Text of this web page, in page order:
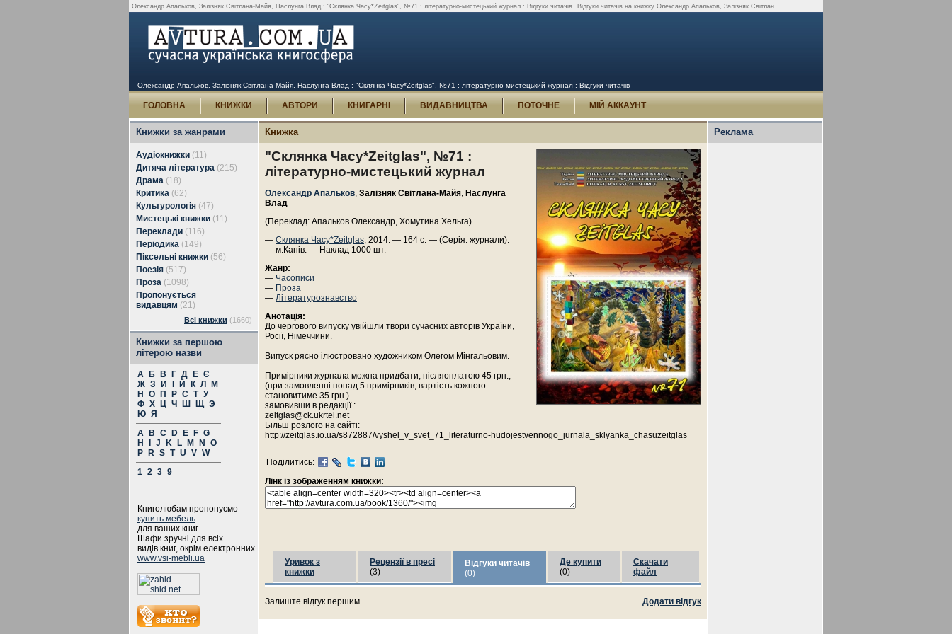
Олександр Апальков, Залізняк Світлана-Майя, Наслунга Влад : "Склянка Часу*Zeitglas", №71 : літературно-мистецький журнал : Відгуки читачів. Відгуки читачів на книжку Олександр Апальков, Залізняк Світлан...
Олександр Апальков, Залізняк Світлана-Майя, Наслунга Влад : "Склянка Часу*Zeitglas", №71 : літературно-мистецький журнал : Відгуки читачів
ГОЛОВНА КНИЖКИ АВТОРИ КНИГАРНІ ВИДАВНИЦТВА ПОТОЧНЕ МІЙ АККАУНТ
Книжки за жанрами
Аудіокнижки (11)
Дитяча література (215)
Драма (18)
Критика (62)
Культурологія (47)
Мистецькі книжки (11)
Переклади (116)
Періодика (149)
Піксельні книжки (56)
Поезія (517)
Проза (1098)
Пропонується
видавцям (21)
Всі книжки (1660)
Книжки за першою
літерою назви
А Б В Г Д Е Є
Ж З И Й К Л
М
Н
О П Р С Т У
Ф Х Ц Ч Ш Щ Э
Ю Я
A
B C D E F G
H
J K L M N
O
P
R S T U V W
1 2 3 9
Книголюбам пропонуємо
купить мебель
для ваших книг.
Шафи зручні для всіх
видів книг, окрім електронних.
www.vsi-mebli.ua
Книжка
"Склянка Часу*Zeitglas", №71 :
літературно-мистецький журнал
Олександр Апальков, Залізняк Світлана-Майя, Наслунга
Влад
(Переклад: Апальков Олександр, Хомутина Хельга)
— Склянка Часу*Zeitglas, 2014. — 164 с. — (Серія: журнали).
— м.Канів. — Наклад 1000 шт.
Жанр:
— Часописи
— Проза
— Літературознавство
Анотація:
До чергового випуску увійшли твори сучасних авторів України,
Росії, Німеччини.
Випуск рясно ілюстровано художником Олегом Мінгальовим.
Примірники журнала можна придбати, післяоплатою 45 грн.,
(при замовленні понад 5 примірників, вартість кожного
становитиме 35 грн.)
замовивши в редакції :
zeitglas@ck.ukrtel.net
Більш розлого на сайті:
http://zeitglas.io.ua/s872887/vyshel_v_svet_71_literaturno-hudojestvennogo_jurnala_sklyanka_chasuzeitglas
Поділитись:
Лінк із зображенням книжки:
Уривок з
книжки
Рецензії в пресі
(3)
Відгуки читачів
(0)
Де купити
(0)
Скачати
файл
Додати відгук
Залиште відгук першим ...
Реклама